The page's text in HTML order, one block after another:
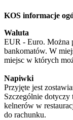
KOS informacje
Waluta
EUR - Euro. Można
bankomatów. W
miejsc w których
Napiwki
Przyjęte jest
Szczególnie
kelnerów w
do rachunku.